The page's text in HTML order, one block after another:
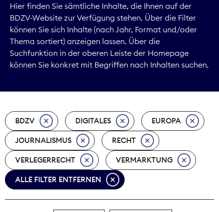
Digitales
Kommunikation
Marktdaten
Nachhaltigkeit
Nachwuchs
Nova Award
Hier finden Sie sämtliche Inhalte, die Ihnen auf der
BDZV-Website zur Verfügung stehen. Über die Filter
können Sie sich Inhalte (nach Jahr, Format und/oder
Thema sortiert) anzeigen lassen. Über die
Suchfunktion in der oberen Leiste der Homepage
können Sie konkret mit Begriffen nach Inhalten suchen.
BDZV DIGITALES EUROPA
JOURNALISMUS RECHT
VERLEGERRECHT VERMARKTUNG
ALLE FILTER ENTFERNEN